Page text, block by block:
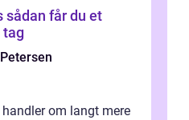
tag
om langt mere